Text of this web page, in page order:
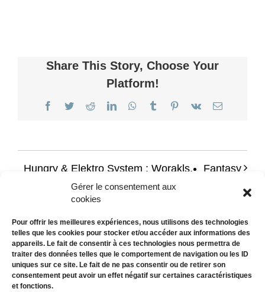
Gérer le consentement aux
cookies
Pour offrir les meilleures expériences, nous utilisons des technologies
telles que les cookies pour stocker et/ou accéder aux informations des
appareils. Le fait de consentir à ces technologies nous permettra de
traiter des données telles que le comportement de navigation ou les ID
uniques sur ce site. Le fait de ne pas consentir ou de retirer son
consentement peut avoir un effet négatif sur certaines caractéristiques
et fonctions.
Share This Story, Choose Your
Platform!
Facebook
TwitterRedditLinkedInWhatsApp
TumblrPinterest
Vk Email
Hungry & Elektro System : Worakls,
Joachim Pastor, O. Huntemann
Fantasy